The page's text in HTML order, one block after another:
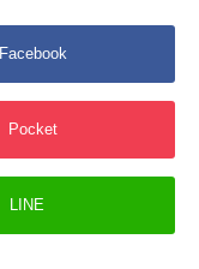
Facebook
Pocket
LINE